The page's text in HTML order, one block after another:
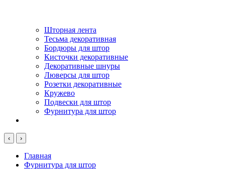
Шторная лента
Тесьма декоративная
Бордюры для штор
Кисточки декоративные
Декоративные шнуры
Люверсы для штор
Розетки декоративные
Кружево
Подвески для штор
Фурнитура для штор
‹ ›
Главная
Фурнитура для штор